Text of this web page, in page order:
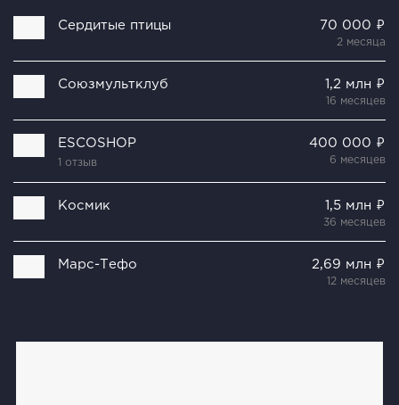
Сердитые птицы 70 000 ₽
2 месяца
Союзмультклуб 1,2 млн ₽
16 месяцев
ESCOSHOP
1 отзыв
400 000 ₽
6 месяцев
Космик 1,5 млн ₽
36 месяцев
Марс-Тефо 2,69 млн ₽
12 месяцев